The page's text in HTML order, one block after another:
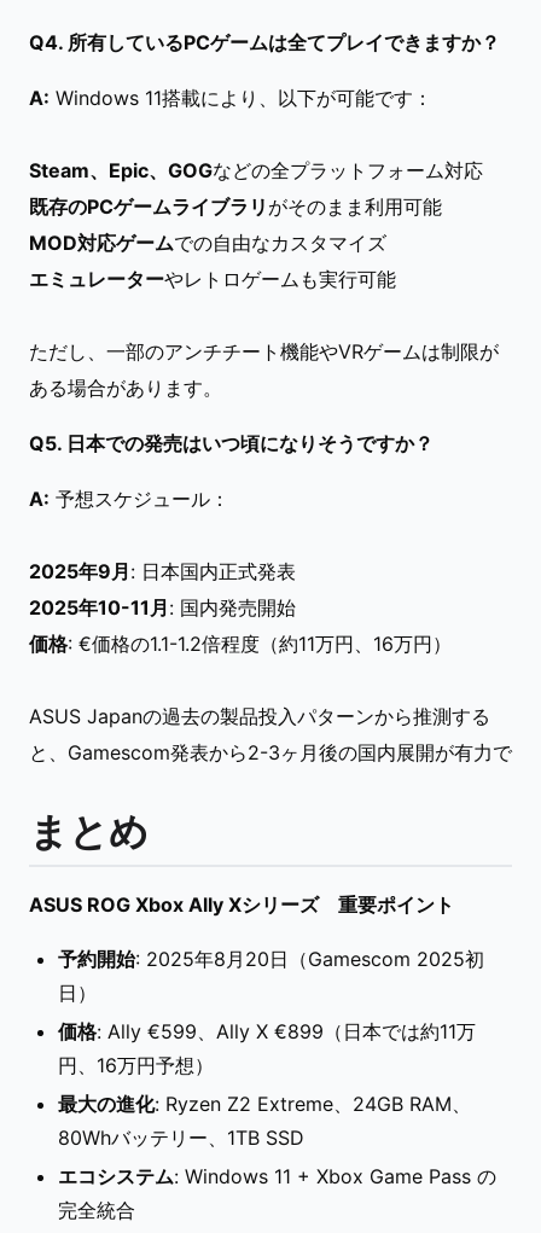
Q4. 所有しているPCゲームは全てプレイできますか？
A: Windows 11搭載により、以下が可能です：
Steam、Epic、GOGなどの全プラットフォーム対応
既存のPCゲームライブラリ がそのまま利用可能
MOD対応ゲームでの自由なカスタマイズ
エミュレーターやレトロゲームも実行可能
ただし、一部のアンチチート機能やVRゲームは制限が
ある場合があります。
Q5. 日本での発売はいつ頃になりそうですか？
A: 予想スケジュール：
2025年9月 : 日本国内正式発表
2025年10-11月 : 国内発売開始
価格: €価格の1.1-1.2倍程度（約11万円、16万円）
ASUS Japanの過去の製品投入パターンから推測する
と、Gamescom発表から2-3ヶ月後の国内展開が有力で
まとめ
ASUS ROG Xbox Ally Xシリーズ 重要ポイント
予約開始: 2025年8月20日（Gamescom 2025初
日）
価格: Ally €599、Ally X €899（日本では約11万
円、16万円予想）
最大の進化: Ryzen Z2 Extreme、24GB RAM、
80Whバッテリー、1TB SSD
エコシステム: Windows 11 + Xbox Game Pass の
完全統合